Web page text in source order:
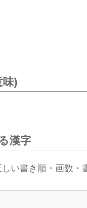
味)
漢字
い書き順・画数・